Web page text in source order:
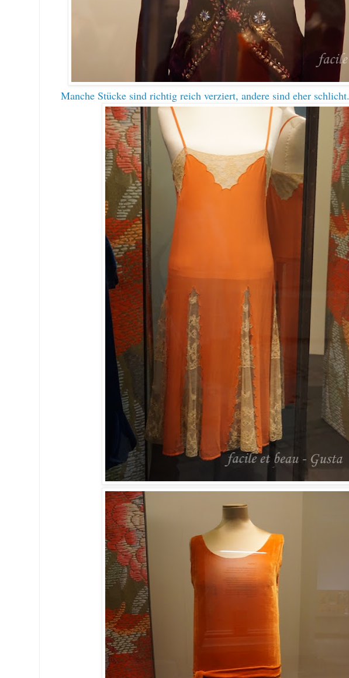
Manche Stücke sind richtig reich verziert, andere sind eher schlicht.